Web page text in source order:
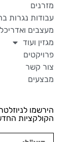
מזרנים
עבודות נגרות
מעצבים
מגזין ועוד
פרויקטים
צור קשר
מבצעים
הירשמו
הקולקציות